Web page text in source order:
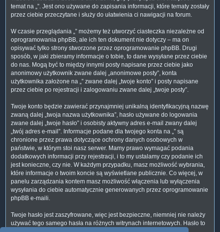
temat na „”. Jest ono używane do zapisania informacji, które tematy zostały
przez ciebie przeczytane i służy do ułatwienia ci nawigacji na forum.
W czasie przeglądania „” możemy też utworzyć ciasteczka niezależne od
oprogramowania phpBB, ale ich ten dokument nie dotyczy – ma on
opisywać tylko strony stworzone przez oprogramowanie phpBB. Drugi
sposób, w jaki zbieramy informacje o tobie, to dane wysyłane przez ciebie
do nas. Mogą być to między innymi posty napisane przez ciebie jako
anonimowy użytkownik zwane dalej „anonimowe posty”, konta
użytkownika założone na „” zwane dalej „twoje konto” i posty napisane
przez ciebie po rejestracji i zalogowaniu zwane dalej „twoje posty”.
Twoje konto będzie zawierać przynajmniej unikalną identyfikacyjną nazwę
zwaną dalej „twoja nazwa użytkownika”, hasło używane do logowania
zwane dalej „twoje hasło” i osobisty aktywny adres e-mail zwany dalej
„twój adres e-mail”. Informacje podane dla twojego konta na „” są
chronione przez prawa dotyczące ochrony danych osobowych w
państwie, w którym stoi nasz serwer. Mamy prawo wymagać podania
dodatkowych informacji przy rejestracji, i to my ustalamy czy podanie ich
jest konieczne, czy nie. W każdym przypadku, masz możliwość wybrania,
które informacje o twoim koncie są wyświetlane publicznie. Co więcej, w
panelu zarządzania kontem masz możliwość włączenia lub wyłączenia
wysyłania do ciebie automatycznie generowanych przez oprogramowanie
phpBB e-maili.
Twoje hasło jest zaszyfrowane, więc jest bezpieczne, niemniej nie należy
używać tego samego hasła na różnych witrynach internetowych. Hasło to